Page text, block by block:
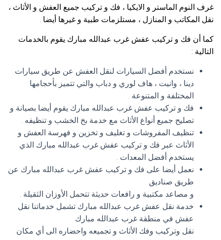
غرف النوم الماستر و الايكيا ، فك و تركيب جميع العفش و الأثاث ،
نقل المكاتب و المنازل ، مستلزمات طبية و غيرها أيضا .
كما أن فك و تركيب عفش غرب عبدالله مبارك يقوم بالخدمات
التالية :
نستخدم أفضل السيارات لنقل العفش عن طريق سيارات
دينا ، وانيت ، هاف لوري و دباب والتي تتميز بأحجامها
المختلفة و المتنوعة .
فك و تركيب عفش غرب عبدالله مبارك يقوم أيضا بصيانة و
تصليح جميع أنواع الأثاث مع خدمة بخ الخشب و تنظيفه .
تنظيف المفروشات و تغليف و تخزين و فهرسة العفش و
الأثاث عبر فك و تركيب عفش غرب عبدالله مبارك الذي
يستخدم أفضل المعدات .
نعمل أيضا على فك و تركيب عفش غرب عبدالله مبارك عن
طريق صناديق
و مصاعد مكتبية و رافعات حديثة تتحمل الأوزان الثقيلة .
خدمة نقل عفش غرب عبدالله مبارك تشمل خدماتنا نقل
عفش في منطقة غرب عبدالله مبارك
نقل وتركيب وفك الأثاث و تجميعه واحضاره الى أي مكان